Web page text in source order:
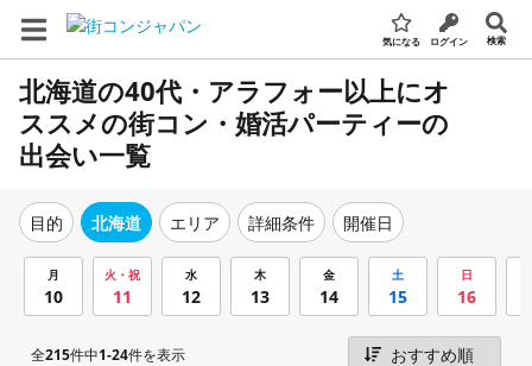
気になる ログイン 検索
北海道の40代・アラフォー以上にオ
ススメの街コン・婚活パーティーの
出会い一覧
目的 北海道 エリア 詳細条件 開催日
月
10
火・祝
11
水
12
木
13
金
14
土
15
日
16
全215件中1-24件を表示